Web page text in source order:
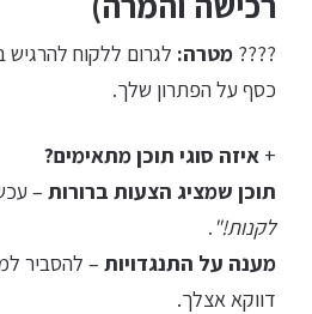
???? מטרה: לגרום ללקוח להרגיש
כסף על הפתרון שלך.
+ איזה סוגי תוכן מתאימים?
תוכן שמציג הצעות ברורות –
לקנות!".
מענה על התנגדויות – להסביר
דווקא אצלך.